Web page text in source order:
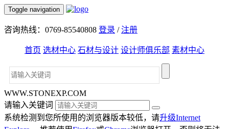
Toggle navigation
咨询热线：0769-85540808 登录 /注册
首页 选材中心 石材与设计 设计师俱乐部 素材中心
WWW.STONEXP.COM
请输入关键词
系统检测到您所使用的浏览器版本较低，请升级Internet